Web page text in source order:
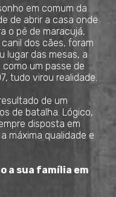
em comum da
de abrir a casa onde
o pé de maracujá,
dos cães, foram
lugar das mesas, a
um passe de
tudo virou realidade.
de um
de batalha. Lógico,
disposta em
máxima qualidade e
a sua família em